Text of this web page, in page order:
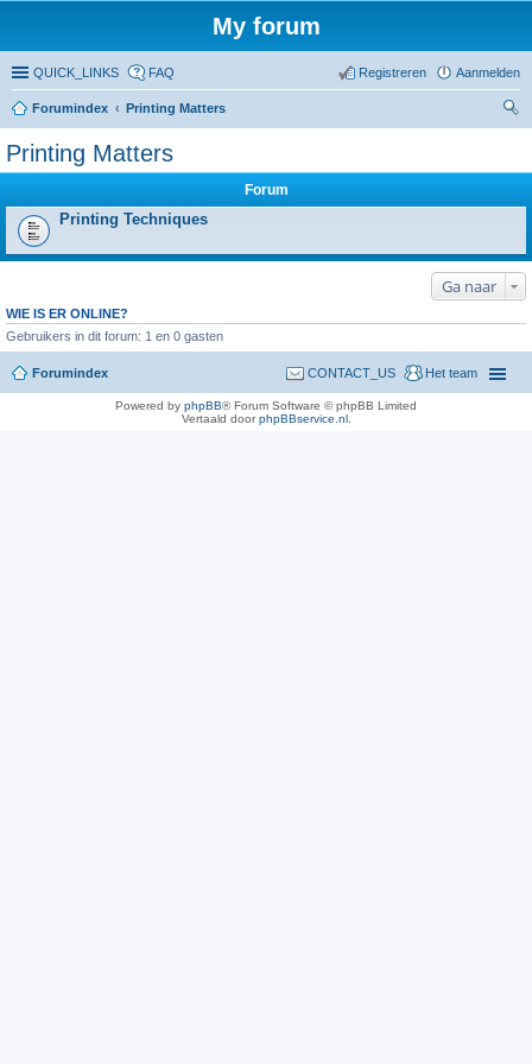
My forum
QUICK_LINKS FAQ Aanmelden
Registreren
Forumindex
Printing Matters
Printing Matters
Forum
Printing Techniques
Ga naar
WIE IS ER ONLINE?
Gebruikers in dit forum: 1 en 0 gasten
Forumindex Het team
CONTACT_US
Powered by phpBB® Forum Software © phpBB Limited
Vertaald doorphpBBservice.nl.